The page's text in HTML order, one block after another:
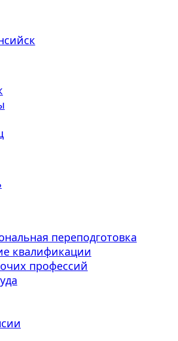
переподготовка
квалификации
профессий